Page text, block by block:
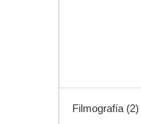
Filmografía (2)